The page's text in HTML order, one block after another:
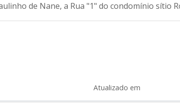
de Nane, a Rua "1" do condomínio sítio
Atualizado em